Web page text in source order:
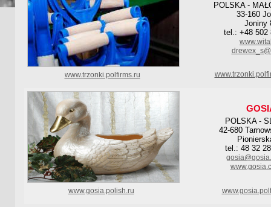
POLSKA -
33-160
Joniny
tel.: +48 502
www.trzonki.polfirms.ru
POLSKA -
42-680
tel.: 48 32
www.gosia.polish.ru